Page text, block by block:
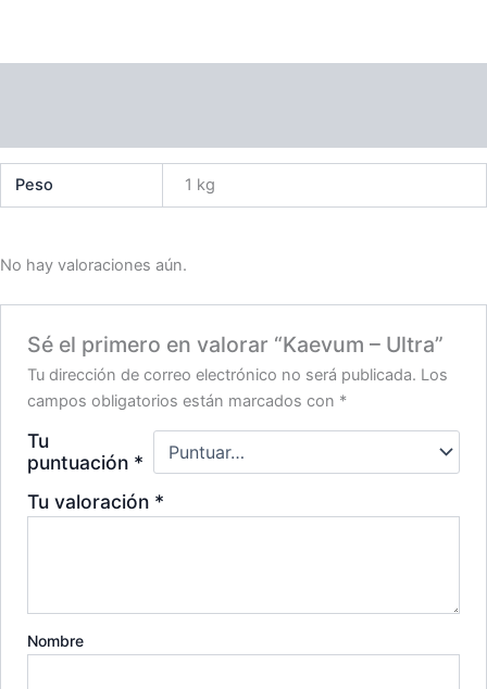
Peso 1 kg
No hay valoraciones aún.
Sé el primero en valorar “Kaevum – Ultra”
Tu dirección de correo electrónico no será publicada. Los
campos obligatorios están marcados con *
Tu
puntuación *
Tu valoración *
Nombre